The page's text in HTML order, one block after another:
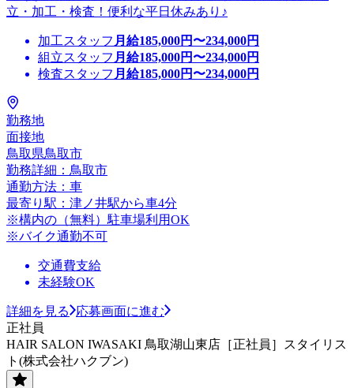
立・加工・検査！便利な平日休みあり♪
加工スタッフ 月給185,000円〜234,000円
組立スタッフ 月給185,000円〜234,000円
検査スタッフ 月給185,000円〜234,000円
勤務地
面接地
鳥取県鳥取市
勤務詳細：鳥取市
通勤方法：車
最寄り駅：津ノ井駅から車4分
※構内の（無料）駐車場利用OK
※バイク通勤不可
交通費支給
未経験OK
詳細を見る
応募画面に進む
正社員
HAIR SALON IWASAKI 鳥取湖山東店［正社員］スタイリス
ト(株式会社ハクブン)